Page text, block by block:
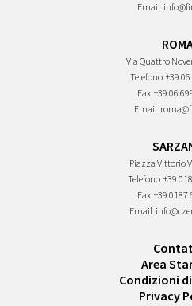
Email
Via Quattro
Telefono +39
Fax +39 06
Email
Piazza Vittorio
Telefono +39
Fax +39 0187
Email
Area
Condizioni
Privacy